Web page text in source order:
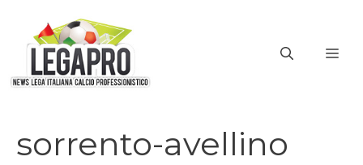
contenuto
sorrento-avellino